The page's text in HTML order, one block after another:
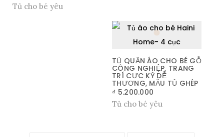
Tủ cho bé yêu
TỦ QUẦN ÁO CHO BÉ GỖ
CÔNG NGHIỆP, TRANG
TRÍ CỰC KỲ DỄ
THƯƠNG, MẪU TỦ GHÉP
₫ 5.200.000
Tủ cho bé yêu